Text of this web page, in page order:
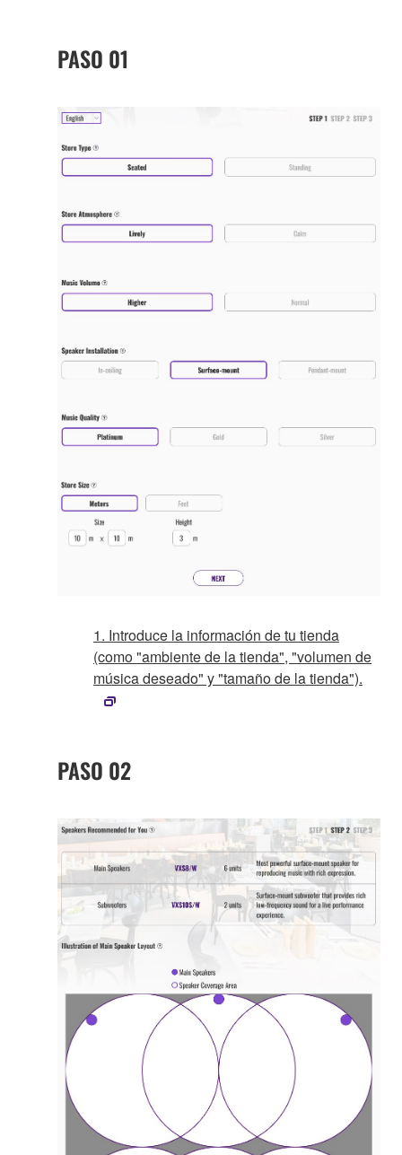
PASO 01
1. Introduce la información de tu tienda
(como "ambiente de la tienda", "volumen de
música deseado" y "tamaño de la tienda").
PASO 02